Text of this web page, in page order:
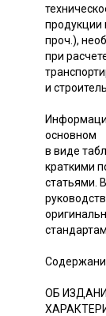
продукции
проч.),
при
и
основном
в виде
краткими
статьями.
ОБ